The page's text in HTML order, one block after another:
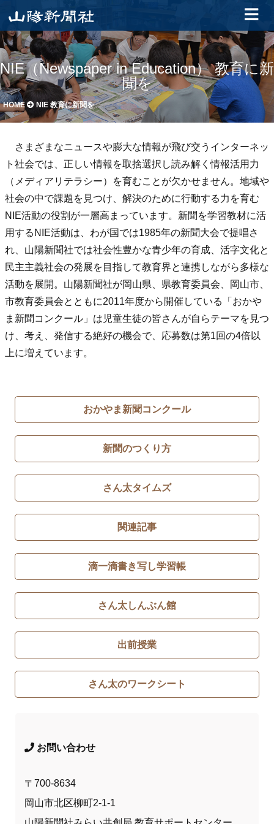
NIE（Newspaper in Education） 教育に新
聞を
HOME NIE 教育に新聞を
さまざまなニュースや膨大な情報が飛び交うインターネッ
ト社会では、正しい情報を取捨選択し読み解く情報活用力
（メディアリテラシー）を育むことが欠かせません。地域や
社会の中で課題を見つけ、解決のために行動する力を育む
NIE活動の役割が一層高まっています。新聞を学習教材に活
用するNIE活動は、わが国では1985年の新聞大会で提唱さ
れ、山陽新聞社では社会性豊かな青少年の育成、活字文化と
民主主義社会の発展を目指して教育界と連携しながら多様な
活動を展開。山陽新聞社が岡山県、県教育委員会、岡山市、
市教育委員会とともに2011年度から開催している「おかや
ま新聞コンクール」は児童生徒の皆さんが自らテーマを見つ
け、考え、発信する絶好の機会で、応募数は第1回の4倍以
上に増えています。
おかやま新聞コンクール
新聞のつくり方
さん太タイムズ
関連記事
滴一滴書き写し学習帳
さん太しんぶん館
出前授業
さん太のワークシート
お問い合わせ
〒700-8634
岡山市北区柳町2-1-1